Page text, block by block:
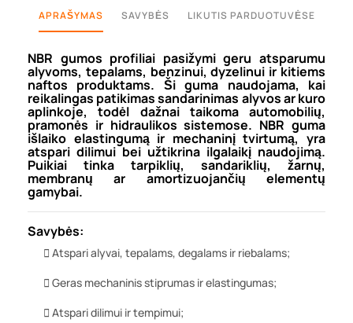
APRAŠYMAS SAVYBĖS LIKUTIS PARDUOTUVĖSE
NBR gumos profiliai pasižymi geru atsparumu
alyvoms, tepalams, benzinui, dyzelinui ir kitiems
naftos produktams. Ši guma naudojama, kai
reikalingas patikimas sandarinimas alyvos ar kuro
aplinkoje, todėl dažnai taikoma automobilių,
pramonės ir hidraulikos sistemose. NBR guma
išlaiko elastingumą ir mechaninį tvirtumą, yra
atspari dilimui bei užtikrina ilgalaikį naudojimą.
Puikiai tinka tarpiklių, sandariklių, žarnų,
membranų ar amortizuojančių elementų
gamybai.
Savybės:
Atspari alyvai, tepalams, degalams ir riebalams;
Geras mechaninis stiprumas ir elastingumas;
Atspari dilimui ir tempimui;